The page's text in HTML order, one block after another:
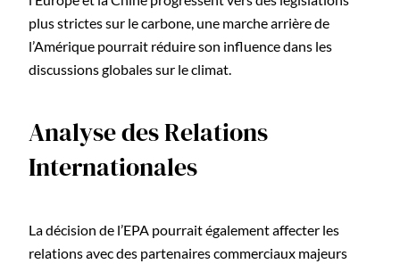
plus strictes sur le carbone, une marche arrière de
l’Amérique pourrait réduire son influence dans les
discussions globales sur le climat.
Analyse des Relations
Internationales
La décision de l’EPA pourrait également affecter les
relations avec des partenaires commerciaux majeurs